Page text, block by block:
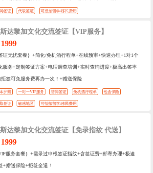
签证 代取签证 可抵扣留学/移民费用
达黎加文化交流签证【VIP服务】
1999
证无忧套餐｝+简化/免机酒行程单+在线预审+快速办理+1对1个
服务+定制签证方案+电话调查培训+实时查询进度+极高出签率
拒签可免服务费再办一次！+赠送保险
护照 一对一VIP服务 陪同签证 免机酒行程单 包含保险
签证 敏感地区 可抵扣留学/移民费用
达黎加文化交流签证【免录指纹 代送】
1999
服务套餐｝+需录过申根签证指纹+含签证费+邮寄办理+极速
+赠送保险+拒签全退！